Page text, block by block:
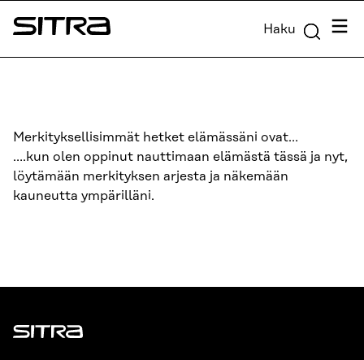
Siirry
suoraan
Sitra Haku
Merkityksellisimmät hetket elämässäni ovat…
….kun olen oppinut nauttimaan elämästä tässä ja nyt,
löytämään merkityksen arjesta ja näkemään
kauneutta ympärilläni.
Sitra